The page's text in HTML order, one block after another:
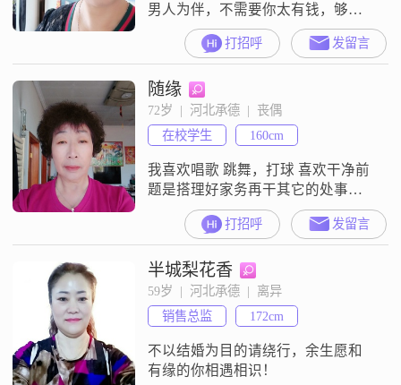
男人为伴，不需要你太有钱，够花
就行，我是一个平凡的女人，只要
你爱家，互敬互爱，彼此包容，共
建我们快乐的爱巢，如果你是搞传
销，直销，，推广的就别来打扰我
了！谢谢！
打招呼 发留言
随缘
72岁  |  河北承德  |  丧偶
在校学生
160cm
我喜欢唱歌 跳舞，打球 喜欢干净前
题是搭理好家务再干其它的处事要
大度，与朋友交往要有尺度，
打招呼 发留言
半城梨花香
59岁  |  河北承德  |  离异
销售总监
172cm
不以结婚为目的请绕行，余生愿和
有缘的你相遇相识！